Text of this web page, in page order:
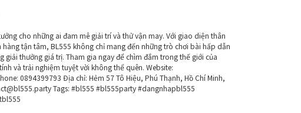
cho những ai đam mê giải trí và thử vận may. Với giao diện thân
hàng tận tâm, BL555 không chỉ mang đến những trò chơi bài hấp dẫn
giải thưởng giá trị. Tham gia ngay để chìm đắm trong thế giới của
và trải nghiệm tuyệt vời không thể quên. Website:
0894399793 Địa chỉ: Hẻm 57 Tô Hiệu, Phú Thạnh, Hồ Chí Minh,
Tags: #bl555 #bl555party #dangnhapbl555